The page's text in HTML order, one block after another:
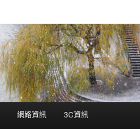
網路資訊 3C資訊